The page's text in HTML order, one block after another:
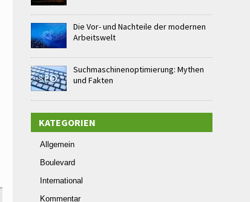
Die Vor- und Nachteile der modernen
Arbeitswelt
Suchmaschinenoptimierung: Mythen
und Fakten
KATEGORIEN
Allgemein
Boulevard
International
Kommentar